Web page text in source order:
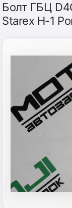
Болт ГБЦ
Starex H-1